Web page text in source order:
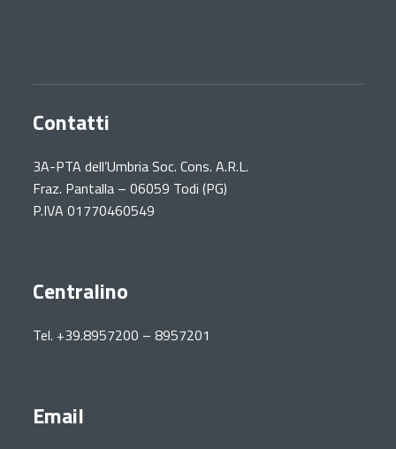
Contatti
3A-PTA dell’Umbria Soc. Cons. A.R.L.
Fraz. Pantalla – 06059 Todi (PG)
P.IVA 01770460549
Centralino
Tel. +39.8957200 – 8957201
Email